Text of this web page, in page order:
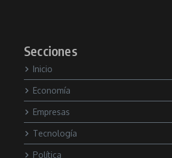
Secciones
Inicio
Economía
Empresas
Tecnología
Política